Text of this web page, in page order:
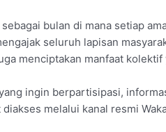
bulan di mana setiap
seluruh lapisan
menciptakan manfaat kolektif
ingin berpartisipasi,
melalui kanal resmi